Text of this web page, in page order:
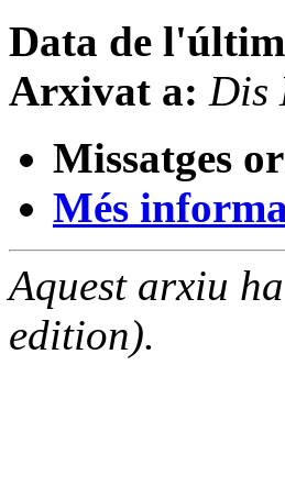
Data de
Arxivat a: Dis
Missatges
Més
Aquest arxiu
edition).